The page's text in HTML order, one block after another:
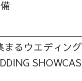
るウエディン